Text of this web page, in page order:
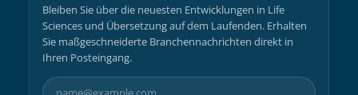
Bleiben Sie über die neuesten Entwicklungen in Life
Sciences und Übersetzung auf dem Laufenden. Erhalten
Sie maßgeschneiderte Branchennachrichten direkt in
Ihren Posteingang.